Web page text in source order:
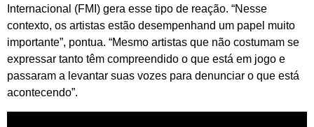
Internacional (FMI) gera esse tipo de reação. “Nesse
contexto, os artistas estão desempenhand um papel muito
importante”, pontua. “Mesmo artistas que não costumam se
expressar tanto têm compreendido o que está em jogo e
passaram a levantar suas vozes para denunciar o que está
acontecendo”.